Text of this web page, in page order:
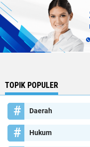
TOPIK POPULER
Daerah
Hukum